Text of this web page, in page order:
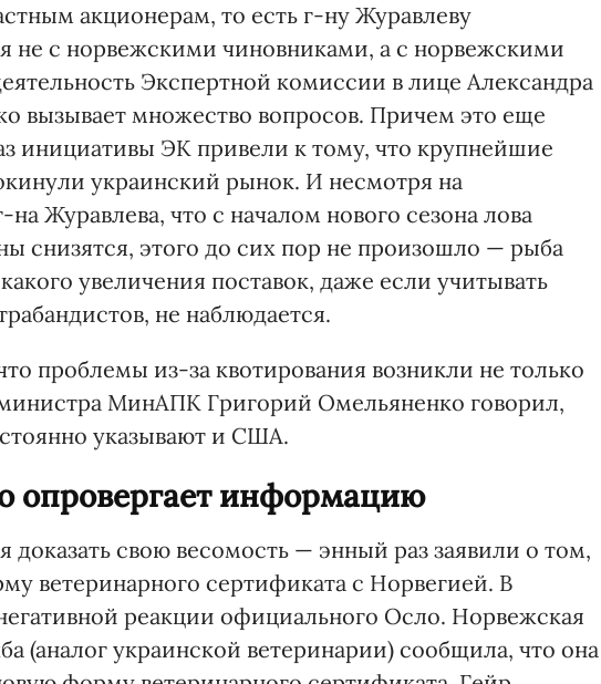
акционерам, то есть г-ну Журавлеву
не с норвежскими чиновниками, а с норвежскими
Экспертной комиссии в лице Александра
вызывает множество вопросов. Причем это еще
инициативы ЭК привели к тому, что крупнейшие
украинский рынок. И несмотря на
Журавлева, что с началом нового сезона лова
снизятся, этого до сих пор не произошло — рыба
увеличения поставок, даже если учитывать
не наблюдается.
проблемы из-за квотирования возникли не только
МинАПК Григорий Омельяненко говорил,
указывают и США.
информацию
доказать свою весомость — энный раз заявили о том,
ветеринарного сертификата с Норвегией. В
реакции официального Осло. Норвежская
(аналог украинской ветеринарии) сообщила, что она